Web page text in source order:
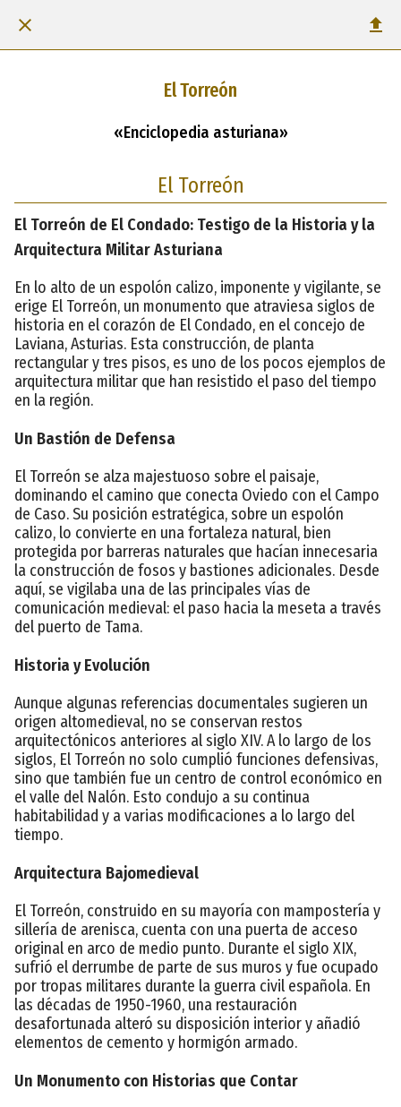
El Torreón
«Enciclopedia asturiana»
El Torreón
El Torreón de El Condado: Testigo de la Historia y la
Arquitectura Militar Asturiana
En lo alto de un espolón calizo, imponente y vigilante, se
erige El Torreón, un monumento que atraviesa siglos de
historia en el corazón de El Condado, en el concejo de
Laviana, Asturias. Esta construcción, de planta
rectangular y tres pisos, es uno de los pocos ejemplos de
arquitectura militar que han resistido el paso del tiempo
en la región.
Un Bastión de Defensa
El Torreón se alza majestuoso sobre el paisaje,
dominando el camino que conecta Oviedo con el Campo
de Caso. Su posición estratégica, sobre un espolón
calizo, lo convierte en una fortaleza natural, bien
protegida por barreras naturales que hacían innecesaria
la construcción de fosos y bastiones adicionales. Desde
aquí, se vigilaba una de las principales vías de
comunicación medieval: el paso hacia la meseta a través
del puerto de Tama.
Historia y Evolución
Aunque algunas referencias documentales sugieren un
origen altomedieval, no se conservan restos
arquitectónicos anteriores al siglo XIV. A lo largo de los
siglos, El Torreón no solo cumplió funciones defensivas,
sino que también fue un centro de control económico en
el valle del Nalón. Esto condujo a su continua
habitabilidad y a varias modificaciones a lo largo del
tiempo.
Arquitectura Bajomedieval
El Torreón, construido en su mayoría con mampostería y
sillería de arenisca, cuenta con una puerta de acceso
original en arco de medio punto. Durante el siglo XIX,
sufrió el derrumbe de parte de sus muros y fue ocupado
por tropas militares durante la guerra civil española. En
las décadas de 1950-1960, una restauración
desafortunada alteró su disposición interior y añadió
elementos de cemento y hormigón armado.
Un Monumento con Historias que Contar